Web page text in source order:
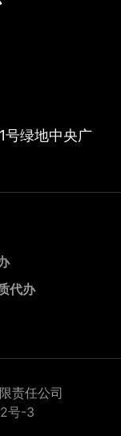
号绿地中央广
代办
责任公司
号-3